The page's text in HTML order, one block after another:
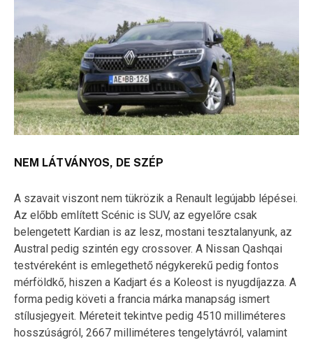
NEM LÁTVÁNYOS, DE SZÉP
A szavait viszont nem tükrözik a Renault legújabb lépései.
Az előbb említett Scénic is SUV, az egyelőre csak
belengetett Kardian is az lesz, mostani tesztalanyunk, az
Austral pedig szintén egy crossover. A Nissan Qashqai
testvéreként is emlegethető négykerekű pedig fontos
mérföldkő, hiszen a Kadjart és a Koleost is nyugdíjazza. A
forma pedig követi a francia márka manapság ismert
stílusjegyeit. Méreteit tekintve pedig 4510 milliméteres
hosszúságról, 2667 milliméteres tengelytávról, valamint